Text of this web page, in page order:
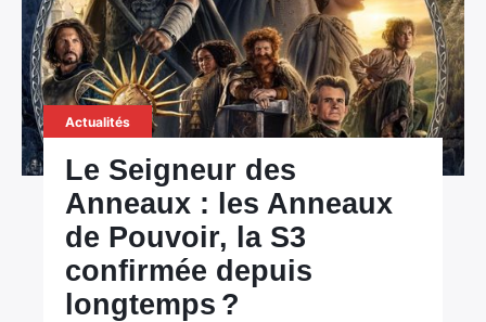
Actualités
Le Seigneur des
Anneaux : les Anneaux
de Pouvoir, la S3
confirmée depuis
longtemps ?